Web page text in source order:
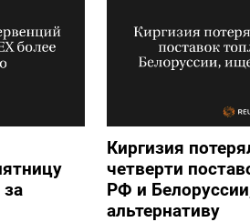
Киргизия
четверти
РФ и
альтернативу